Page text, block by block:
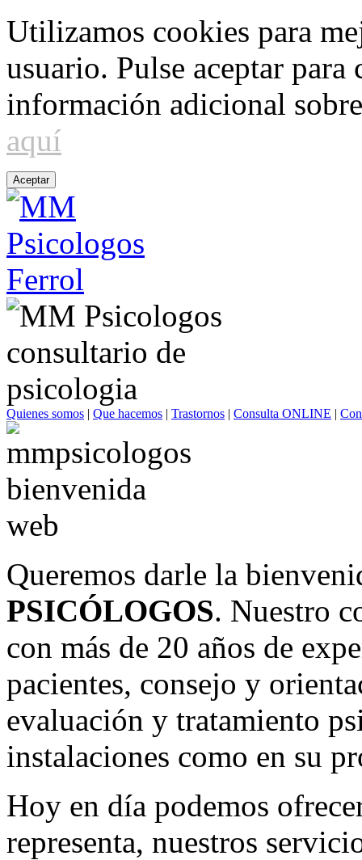
Utilizamos cookies para
usuario. Pulse aceptar
información adicional
aquí
Aceptar
Quienes somos | Que hacemos | Trastornos | Consulta ONLINE |
Queremos darle la
PSICÓLOGOS. Nuestro
con más de 20 años de
pacientes, consejo y
evaluación y tratamiento
instalaciones como en su
Hoy en día podemos
representa, nuestros